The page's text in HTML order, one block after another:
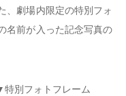
、劇場内限定の特別フォ
名前が入った記念写真の
特別フォトフレーム